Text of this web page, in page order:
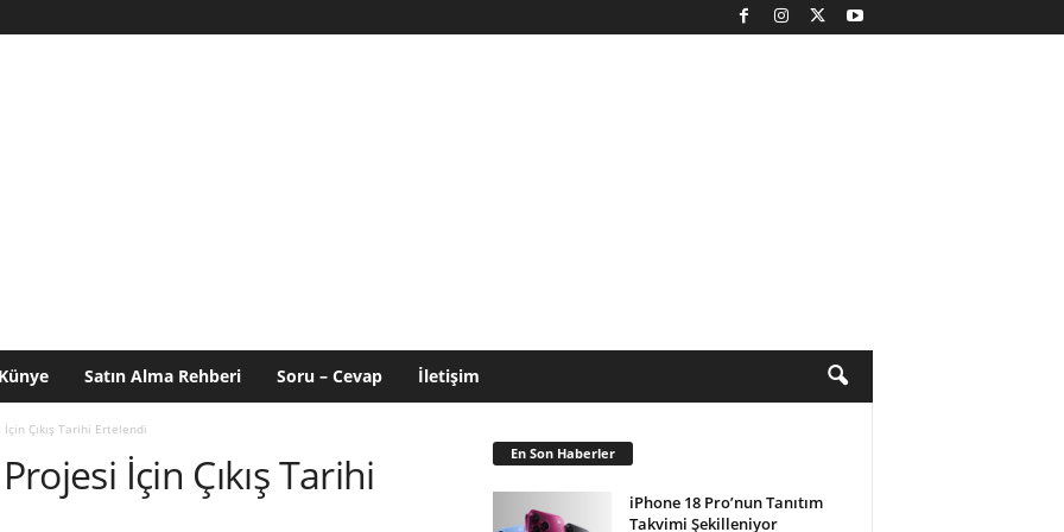
Künye Satın Alma Rehberi Soru – Cevap İletişim
Çıkış Tarihi Ertelendi
İçin Çıkış Tarihi
En Son Haberler
iPhone 18 Pro’nun Tanıtım
Takvimi Şekilleniyor